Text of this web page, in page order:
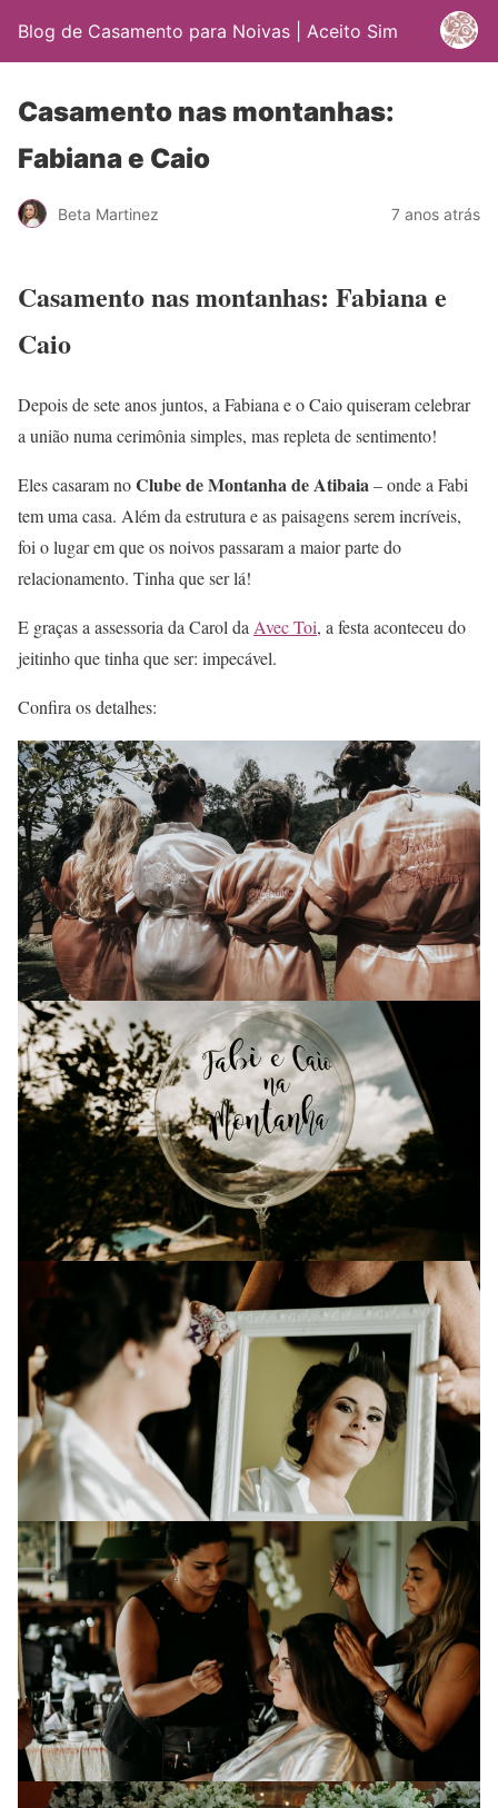
Blog de Casamento para Noivas | Aceito Sim
Casamento nas montanhas:
Fabiana e Caio
Beta Martinez 7 anos atrás
Casamento nas montanhas: Fabiana e
Caio
Depois de sete anos juntos, a Fabiana e o Caio quiseram celebrar
a união numa cerimônia simples, mas repleta de sentimento!
Eles casaram noClube de Montanha de Atibaia– onde a Fabi
tem uma casa. Além da estrutura e as paisagens serem incríveis,
foi o lugar em que os noivos passaram a maior parte do
relacionamento. Tinha que ser lá!
E graças a assessoria da Carol da Avec Toi, a festa aconteceu do
jeitinho que tinha que ser: impecável.
Confira os detalhes: